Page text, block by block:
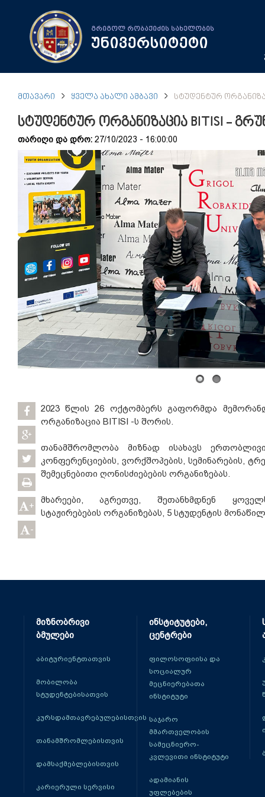
გრიგოლ რობაქიძის სახელობის
უნივერსიტეტი
ᲛᲗᲐᲕᲐᲠᲘ ᲧᲕᲔᲚᲐ ᲐᲮᲐᲚᲘ ᲐᲛᲑᲐᲕᲘ ᲡᲢᲣᲓᲔᲜᲢᲣᲠ
სტუდენტურ ორგანიზაცია BITISI -
თარიღი და დრო: 27/10/2023 - 16:00:00
+
-
2023 წლის 26 ოქტომბერს გაფორმდა
ორგანიზაცია BITISI -ს შორის.
თანამშრომლობა მიზნად ისახავს
კონფერენციების, ვორქშოპების, სემინარების,
შემეცნებითი ღონისძიებების ორგანიზებას.
მხარეები, აგრეთვე, შეთანხმდნენ
სტაჟირებების ორგანიზებას, 5 სტუდენტის
მიზნობრივი
ბმულები
აბიტურიენტთათვის
მობილობა
სტუდენტებისათვის
კურსდამთავრებულებისთვის
თანამშრომლებისთვის
დამსაქმებლებისთვის
კარიერული სერვისი
ინსტიტუტები,
ცენტრები
ფილოსოფიისა და
სოციალურ
მეცნიერებათა
ინსტიტუტი
საჯარო
მმართველობის
სამეცნიერო-
კვლევითი ინსტიტუტი
ადამიანის
უფლებების